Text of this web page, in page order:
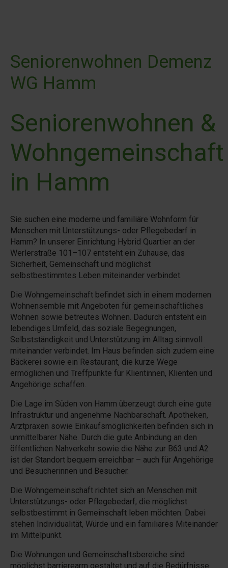
Seniorenwohnen Demenz
WG Hamm
Seniorenwohnen &
Wohngemeinschaft
in Hamm
Sie suchen eine moderne und familiäre Wohnform für
Menschen mit Unterstützungs- oder Pflegebedarf in
Hamm? In unserer Einrichtung Hybrid Quartier an der
Werlerstraße 101–107 entsteht ein Zuhause, das
Sicherheit, Gemeinschaft und möglichst
selbstbestimmtes Leben miteinander verbindet.
Die Wohngemeinschaft befindet sich in einem modernen
Wohnensemble mit Angeboten für gemeinschaftliches
Wohnen sowie betreutes Wohnen. Dadurch entsteht ein
lebendiges Umfeld, das soziale Begegnungen,
Selbstständigkeit und Unterstützung im Alltag sinnvoll
miteinander verbindet. Im Haus befinden sich zudem eine
Bäckerei sowie ein Restaurant, die kurze Wege
ermöglichen und Treffpunkte für Klientinnen, Klienten und
Angehörige schaffen.
Die Lage im Süden von Hamm überzeugt durch eine gute
Infrastruktur und angenehme Nachbarschaft. Apotheken,
Arztpraxen sowie Einkaufsmöglichkeiten befinden sich in
unmittelbarer Nähe. Durch die gute Anbindung an den
öffentlichen Nahverkehr sowie die Nähe zur B63 und A2
ist der Standort bequem erreichbar – auch für Angehörige
und Besucherinnen und Besucher.
Die Wohngemeinschaft richtet sich an Menschen mit
Unterstützungs- oder Pflegebedarf, die möglichst
selbstbestimmt in Gemeinschaft leben möchten. Dabei
stehen Individualität, Würde und ein familiäres Miteinander
im Mittelpunkt.
Die Wohnungen und Gemeinschaftsbereiche sind
möglichst barrierearm gestaltet und auf die Bedürfnisse